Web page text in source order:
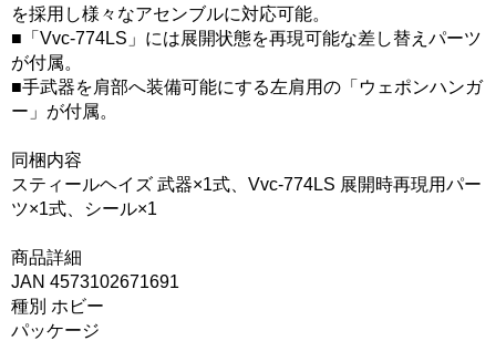
を採用し様々なアセンブルに対応可能。
■「Vvc-774LS」には展開状態を再現可能な差し替えパーツ
が付属。
■手武器を肩部へ装備可能にする左肩用の「ウェポンハンガ
ー」が付属。
同梱内容
スティールヘイズ 武器×1式、Vvc-774LS 展開時再現用パー
ツ×1式、シール×1
商品詳細
JAN 4573102671691
種別 ホビー
パッケージ